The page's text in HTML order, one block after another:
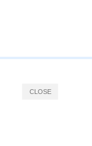
CLOSE